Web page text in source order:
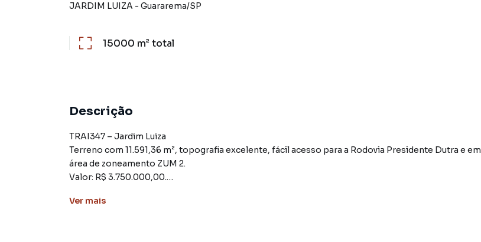
JARDIM LUIZA - Guararema/SP
15000 m²total
Descrição
TRAI347 – Jardim Luiza
Terreno com 11.591,36 m², topografia excelente, fácil acesso para a Rodovia Presidente Dutra e em
área de zoneamento ZUM 2.
Valor: R$ 3.750.000,00.
Ver mais